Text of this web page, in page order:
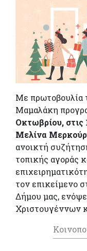
Με πρωτοβουλία
Μαμαλάκη
Οκτωβρίου, στις
Μελίνα
ανοικτή
τοπικής αγοράς
τον επικείμενο
Δήμου μας,
Χριστουγέννων